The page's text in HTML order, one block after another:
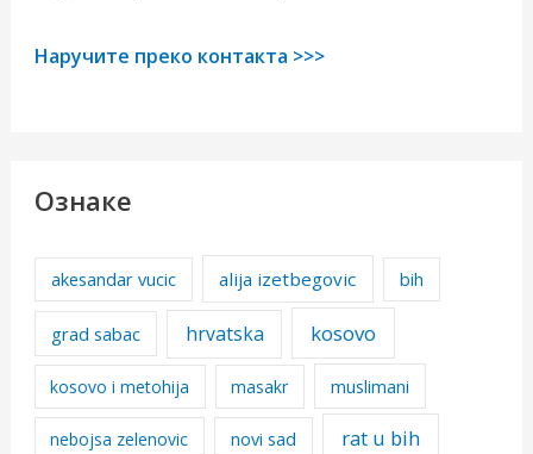
Наручите преко контакта >>>
Ознаке
akesandar vucic alija izetbegovic bih
grad sabac hrvatska kosovo
kosovo i metohija masakr muslimani
nebojsa zelenovic novi sad rat u bih